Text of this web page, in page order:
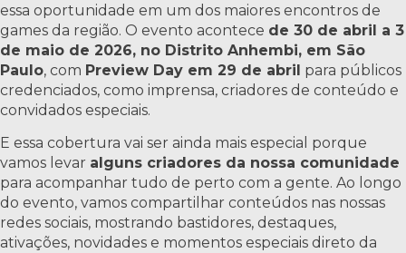
essa oportunidade em um dos maiores encontros de
games da região. O evento acontece de 30 de abril a 3
de maio de 2026, no Distrito Anhembi, em São
Paulo, com Preview Day em 29 de abril para públicos
credenciados, como imprensa, criadores de conteúdo e
convidados especiais.
E essa cobertura vai ser ainda mais especial porque
vamos levar alguns criadores da nossa comunidade
para acompanhar tudo de perto com a gente. Ao longo
do evento, vamos compartilhar conteúdos nas nossas
redes sociais, mostrando bastidores, destaques,
ativações, novidades e momentos especiais direto da